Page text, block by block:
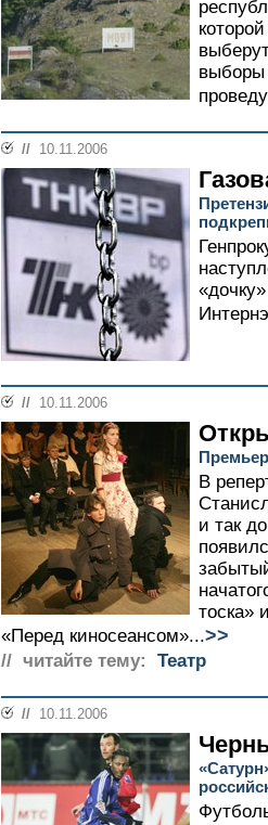
выборы
// 10.11.2006
// 10.11.2006
В
и так
тоска»
«Перед киносеансом»...>>
// читайте тему: Театр
// 10.11.2006